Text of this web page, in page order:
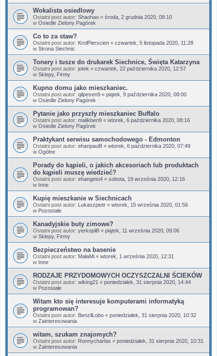
Wokalista osiedlowy
Ostatni post autor: Shaohao « środa, 2 grudnia 2020, 08:10
w Osiedle Zielony Pagórek
Co to za staw?
Ostatni post autor: KrolPierscien « czwartek, 5 listopada 2020, 11:28
w Strona Siechnic
Tonery i tusze do drukarek Siechnice, Święta Katarzyna
Ostatni post autor: jotek « czwartek, 22 października 2020, 12:57
w Sklepy, Firmy
Kupno domu jako mieszkaniec.
Ostatni post autor: qilpesen9 « piątek, 9 października 2020, 08:00
w Osiedle Zielony Pagórek
Pytanie jako przyszły mieszkaniec Buffalo
Ostatni post autor: malikben9 « wtorek, 6 października 2020, 08:16
w Osiedle Zielony Pagórek
Praktykant serwisu samochodowego - Edmonton
Ostatni post autor: ehanpaul8 « wtorek, 6 października 2020, 07:49
w Ogólne
Porady do kąpieli, o jakich akcesoriach lub produktach
do kąpieli muszę wiedzieć?
Ostatni post autor: ehangeto4 « sobota, 19 września 2020, 12:16
w Inne
Kupię mieszkanie w Siechnicach
Ostatni post autor: Lukaszpiotr « wtorek, 15 września 2020, 01:56
w Pozostałe
Kanadyjskie buty zimowe?
Ostatni post autor: yerkopil8 « piątek, 11 września 2020, 09:06
w Sklepy, Firmy
Bezpieczeństwo na basenie
Ostatni post autor: MałaMi « wtorek, 1 września 2020, 12:31
w Inne
RODZAJE PRZYDOMOWYCH OCZYSZCZALNI ŚCIEKÓW
Ostatni post autor: wiking21 « poniedziałek, 31 sierpnia 2020, 14:44
w Pozostałe
Witam kto się interesuje komputerami informatyką
programowan?
Ostatni post autor: BenzilLobo « poniedziałek, 31 sierpnia 2020, 10:32
w Zainteresowania
witam, szukam znajomych?
Ostatni post autor: Ronnycharlas « poniedziałek, 31 sierpnia 2020, 10:31
w Zainteresowania